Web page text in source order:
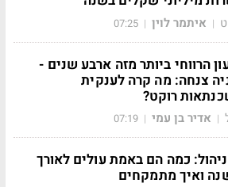
| איתמר לוין |
07:25
הרווחי ביותר מזה ארבע שנים -
צנחה: מה קרה לענקית
רוקט?
| אדיר בן עמי |
07:19
כמה הם באמת עולים לאורך